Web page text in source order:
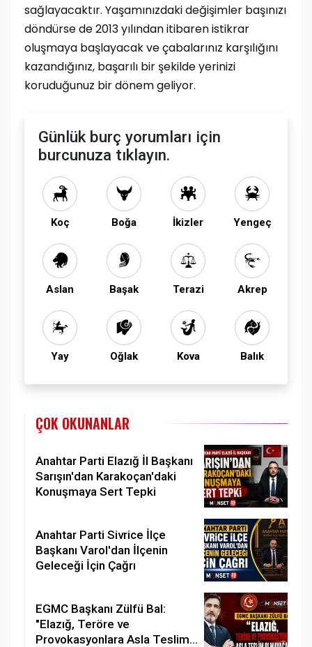
sağlayacaktır. Yaşamınızdaki değişimler başınızı
döndürse de 2013 yılından itibaren istikrar
oluşmaya başlayacak ve çabalarınız karşılığını
kazandığınız, başarılı bir şekilde yerinizi
koruduğunuz bir dönem geliyor.
Günlük burç yorumları için
burcunuza tıklayın.
Koç Boğa İkizler Yengeç
Aslan Başak Terazi Akrep
Yay Oğlak Kova Balık
ÇOK OKUNANLAR
Anahtar Parti Elazığ İl Başkanı
Sarışın'dan Karakoçan'daki
Konuşmaya Sert Tepki
Anahtar Parti Sivrice İlçe
Başkanı Varol'dan İlçenin
Geleceği İçin Çağrı
EGMC Başkanı Zülfü Bal:
"Elazığ, Teröre ve
Provokasyonlara Asla Teslim